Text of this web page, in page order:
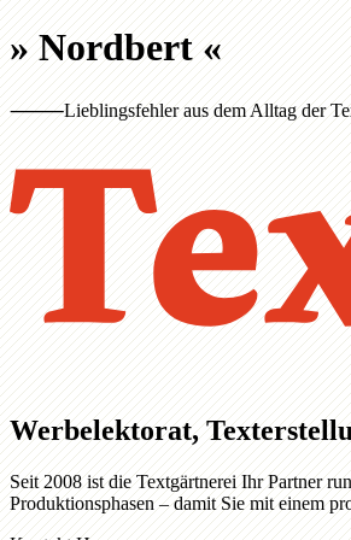
»Nordbert«
⸻Lieblingsfehler aus dem Alltag der
Werbelektorat,
Seit 2008 ist die Textgärtnerei Ihr Partner
Produktionsphasen – damit Sie mit einem